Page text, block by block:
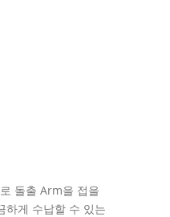
돌출 Arm을 접을
하게 수납할 수 있는